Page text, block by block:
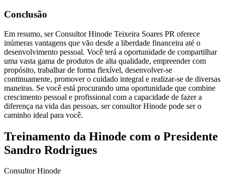
Conclusão
Em resumo, ser Consultor Hinode Teixeira Soares PR oferece
inúmeras vantagens que vão desde a liberdade financeira até o
desenvolvimento pessoal. Você terá a oportunidade de compartilhar
uma vasta gama de produtos de alta qualidade, empreender com
propósito, trabalhar de forma flexível, desenvolver-se
continuamente, promover o cuidado integral e realizar-se de diversas
maneiras. Se você está procurando uma oportunidade que combine
crescimento pessoal e profissional com a capacidade de fazer a
diferença na vida das pessoas, ser consultor Hinode pode ser o
caminho ideal para você.
Treinamento da Hinode com o Presidente
Sandro Rodrigues
Consultor Hinode